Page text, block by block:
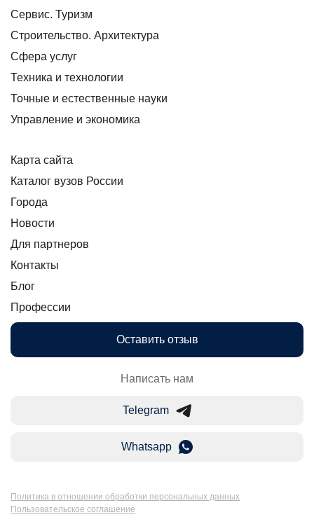
Сервис. Туризм
Строительство. Архитектура
Сфера услуг
Техника и технологии
Точные и естественные науки
Управление и экономика
Карта сайта
Каталог вузов России
Города
Новости
Для партнеров
Контакты
Блог
Профессии
Оставить отзыв
Написать нам
Telegram
Whatsapp
Политика в отношении обработки персональных данных
Пользовательское соглашение